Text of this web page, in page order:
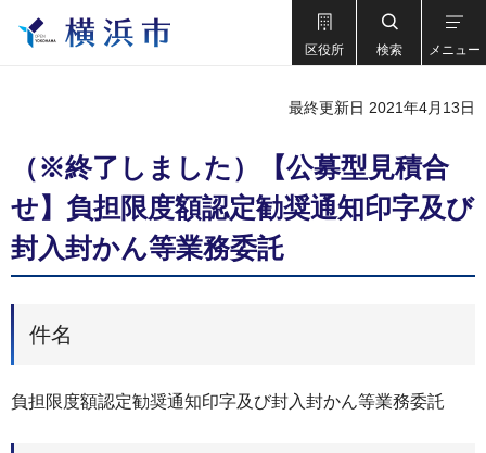
区役所 検索 メニュー
最終更新日 2021年4月13日
（※終了しました）【公募型⾒積合
せ】負担限度額認定勧奨通知印字及び
封⼊封かん等業務委託
件名
負担限度額認定勧奨通知印字及び封入封かん等業務委託